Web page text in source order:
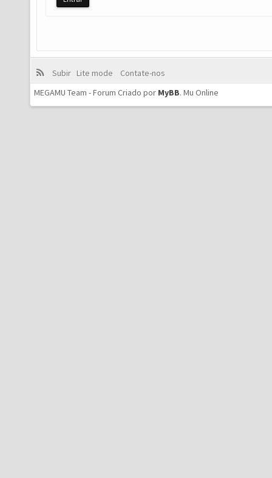
Subir Lite mode
Contate-nos
MEGAMU Team - Forum Criado por MyBB. Mu Online